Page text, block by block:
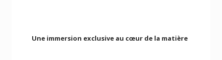
Une immersion exclusive au cœur de la matière